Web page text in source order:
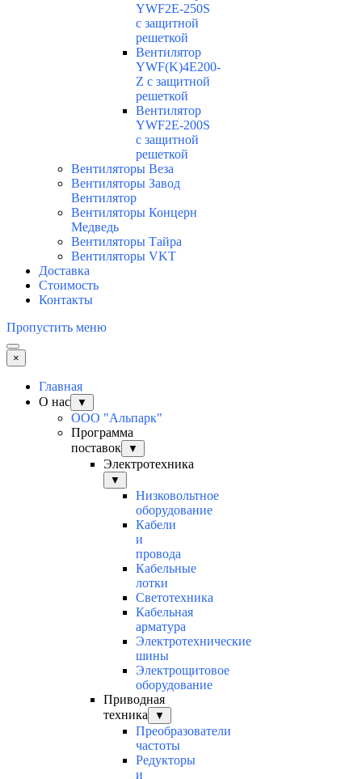
YWF2E-250S
с защитной
решеткой
Вентилятор
YWF(K)4E200-
Z с защитной
решеткой
Вентилятор
YWF2E-200S
с защитной
решеткой
Вентиляторы Веза
Вентиляторы Завод
Вентилятор
Вентиляторы Концерн
Медведь
Вентиляторы Тайра
Вентиляторы VKT
Доставка
Стоимость
Контакты
Пропустить меню
×
Главная
О нас
▼
ООО "Альпарк"
Программа
поставок
▼
Электротехника
▼
Низковольтное
оборудование
Кабели
и
провода
Кабельные
лотки
Светотехника
Кабельная
арматура
Электротехнические
шины
Электрощитовое
оборудование
Приводная
техника
▼
Преобразователи
частоты
Редукторы
и